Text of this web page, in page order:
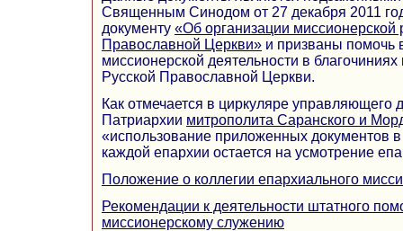
Священным Синодом от 27 декабря 2011
документу «Об организации миссионерской
Православной Церкви» и призваны помочь
миссионерской деятельности в
Русской Православной Церкви.
Как отмечается в циркуляре управляющего
Патриархии митрополита Саранского и
«использование приложенных документов
каждой епархии остается на усмотрение
Положение о коллегии епархиального
Рекомендации к деятельности штатного
миссионерскому служению